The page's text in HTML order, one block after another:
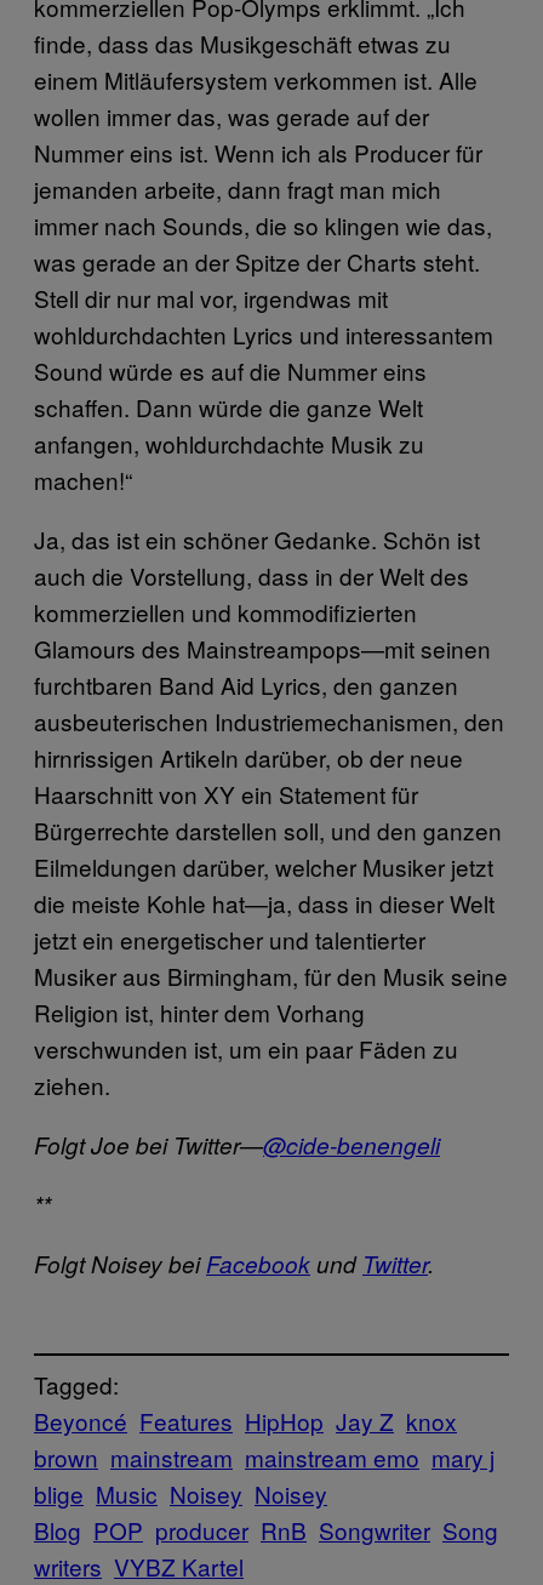
finde, dass das Musikgeschäft etwas zu
einem Mitläufersystem verkommen ist. Alle
wollen immer das, was gerade auf der
Nummer eins ist. Wenn ich als Producer für
jemanden arbeite, dann fragt man mich
immer nach Sounds, die so klingen wie das,
was gerade an der Spitze der Charts steht.
Stell dir nur mal vor, irgendwas mit
wohldurchdachten Lyrics und interessantem
Sound würde es auf die Nummer eins
schaffen. Dann würde die ganze Welt
anfangen, wohldurchdachte Musik zu
machen!“
Ja, das ist ein schöner Gedanke. Schön ist
auch die Vorstellung, dass in der Welt des
kommerziellen und kommodifizierten
Glamours des Mainstreampops—mit seinen
furchtbaren Band Aid Lyrics, den ganzen
ausbeuterischen Industriemechanismen, den
hirnrissigen Artikeln darüber, ob der neue
Haarschnitt von XY ein Statement für
Bürgerrechte darstellen soll, und den ganzen
Eilmeldungen darüber, welcher Musiker jetzt
die meiste Kohle hat—ja, dass in dieser Welt
jetzt ein energetischer und talentierter
Musiker aus Birmingham, für den Musik seine
Religion ist, hinter dem Vorhang
verschwunden ist, um ein paar Fäden zu
ziehen.
Folgt Joe bei Twitter—@cide-benengeli
**
Folgt Noisey beiFacebookund Twitter.
Tagged:
Beyoncé Features HipHop Jay Z knox
brown mainstream mainstream emo mary j
blige Music Noisey Noisey
Blog POP producer RnB Songwriter Song
writers VYBZ Kartel